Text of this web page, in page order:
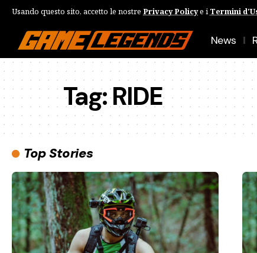
Usando questo sito, accetto le nostre Privacy Policye i Termini
News
Tag:RIDE
Top Stories